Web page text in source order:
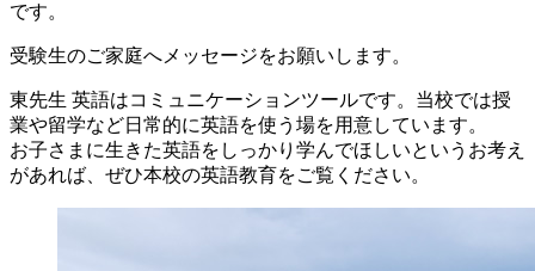
です。
受験生のご家庭へメッセージをお願いします。
東先生 英語はコミュニケーションツールです。当校では授
業や留学など日常的に英語を使う場を用意しています。
お子さまに生きた英語をしっかり学んでほしいというお考え
があれば、ぜひ本校の英語教育をご覧ください。